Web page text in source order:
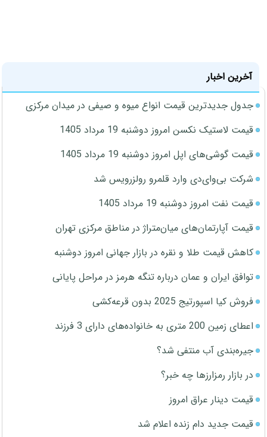
آخرین اخبار
جدول جدیدترین قیمت انواع میوه و صیفی در میدان مرکزی
قیمت لاستیک نکسن امروز دوشنبه 19 مرداد 1405
قیمت گوشی‌های اپل امروز دوشنبه 19 مرداد 1405
شرکت بی‌وای‌دی وارد قلمرو رولزرویس شد
قیمت نفت امروز دوشنبه 19 مرداد 1405
قیمت آپارتمان‌های میان‌متراژ در مناطق مرکزی تهران
کاهش قیمت طلا و نقره در بازار جهانی امروز دوشنبه
توافق ایران و عمان درباره تنگه هرمز در مراحل پایانی
فروش کیا اسپورتیج 2025 بدون قرعه‌کشی
اعطای زمین 200 متری به خانواده‌های دارای 3 فرزند
جیره‌بندی آب منتفی شد؟
در بازار رمزارزها چه خبر؟
قیمت دینار عراق امروز
قیمت جدید دام زنده اعلام شد